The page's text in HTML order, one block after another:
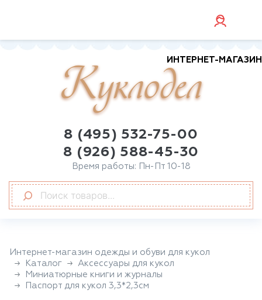
ИНТЕРНЕТ-МАГАЗИН
Куклодел
8 (495) 532-75-00
8 (926) 588-45-30
Время работы: Пн-Пт 10-18
Интернет-магазин одежды и обуви для кукол
Каталог
Аксессуары для кукол
Миниатюрные книги и журналы
Паспорт для кукол 3,3*2,3см